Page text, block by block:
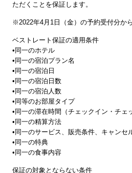
ただくことを保証します。
※2022年4月1日（金）の予約受付分か
ベストレート保証の適用条件
•同一のホテル
•同一の宿泊プラン名
•同一の宿泊日
•同一の宿泊日数
•同一の宿泊人数
•同等のお部屋タイプ
•同一の滞在時間（チェックイン・チェ
•同一の精算方法
•同一のサービス、販売条件、キャンセ
•同一の特典
•同一の食事内容
保証の対象とならない条件